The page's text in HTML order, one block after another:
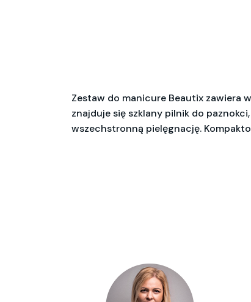
Zestaw do manicure Beautix zawiera
znajduje się szklany pilnik do
wszechstronną pielęgnację.